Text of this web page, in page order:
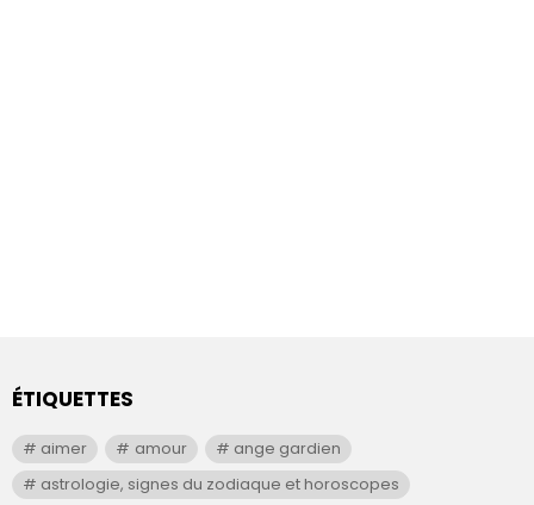
ÉTIQUETTES
aimer amour
ange gardien
astrologie, signes du zodiaque et horoscopes